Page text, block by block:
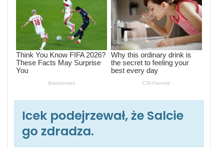
Icek podejrzewał, że Salcie
go zdradza.